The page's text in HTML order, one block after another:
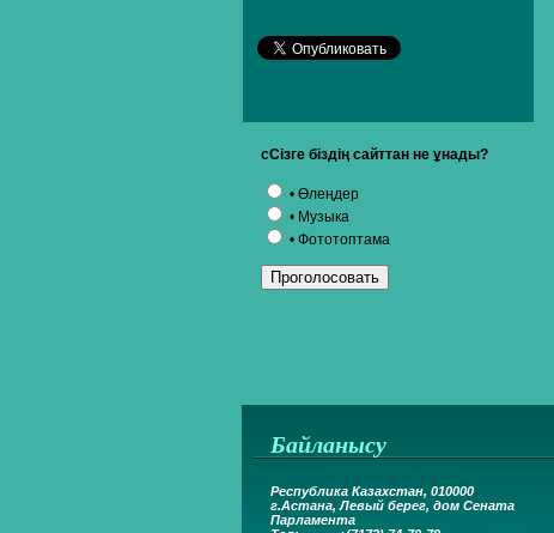
сСізге біздің сайттан не ұнады?
• Өлеңдер
• Музыка
• Фототоптама
Байланысу
Республика Казахстан, 010000
г.Астана, Левый берег, дом Сената
Парламента